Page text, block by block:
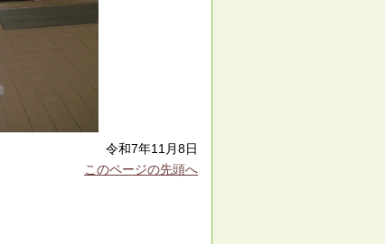
令和7年11月8日
このページの先頭へ